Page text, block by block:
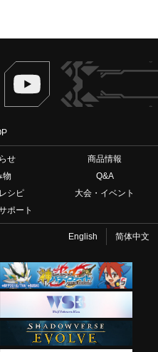
ヴァンガードch
せ
商品情報
物
Q&A
シピ
大会・イベント
ポート
English 简体中文